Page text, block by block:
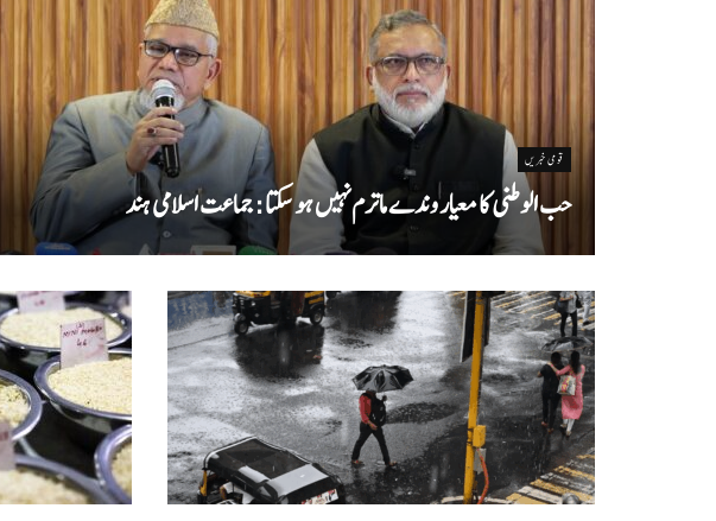
قومی خبریں
حب الوطنی کا معیار وندے ماترم نہیں ہو سکتا : جماعت اسلامی ہند